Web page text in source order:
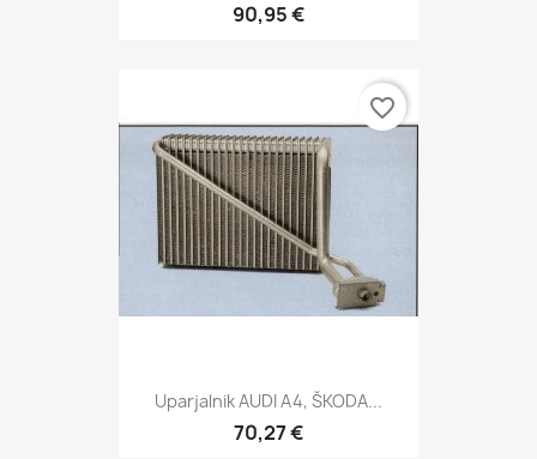
90,95 €
Uparjalnik AUDI A4, ŠKODA...
70,27 €
favorite_border